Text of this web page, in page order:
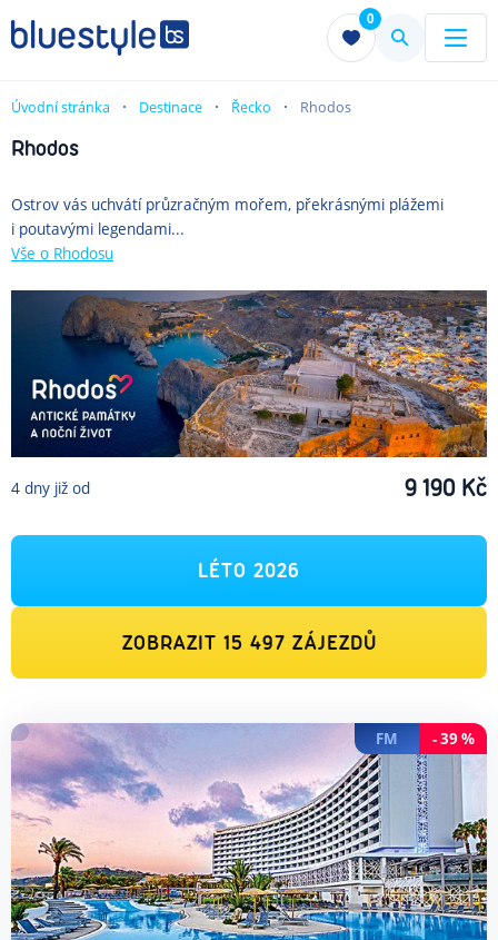
0
Menu Menu
Úvodní stránka Destinace Řecko Rhodos
Rhodos
Ostrov vás uchvátí průzračným mořem, překrásnými plážemi
i poutavými legendami...
Vše o Rhodosu
4 dny již od 9 190 Kč
LÉTO 2026
ZOBRAZIT 15 497 ZÁJEZDŮ
FM -39%